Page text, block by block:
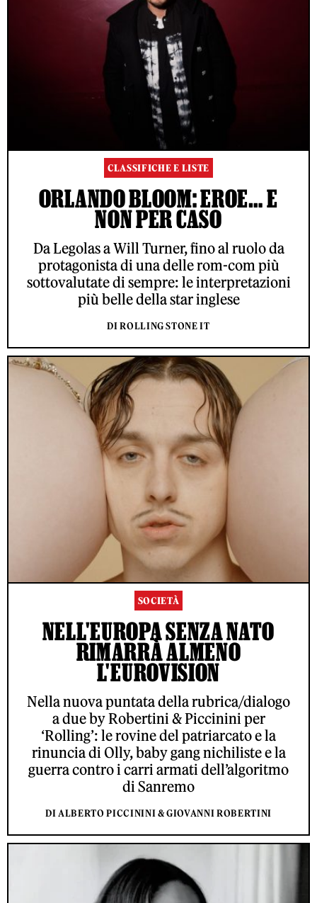
CLASSIFICHE E LISTE
ORLANDO BLOOM: EROE… E
NON PER CASO
Da Legolas a Will Turner, fino al ruolo da
protagonista di una delle rom-com più
sottovalutate di sempre: le interpretazioni
più belle della star inglese
DI ROLLING STONE IT
SOCIETÀ
NELL'EUROPA SENZA NATO
RIMARRÀ ALMENO
L'EUROVISION
Nella nuova puntata della rubrica/dialogo
a due by Robertini & Piccinini per
‘Rolling’: le rovine del patriarcato e la
rinuncia di Olly, baby gang nichiliste e la
guerra contro i carri armati dell’algoritmo
di Sanremo
DI ALBERTO PICCININI & GIOVANNI ROBERTINI